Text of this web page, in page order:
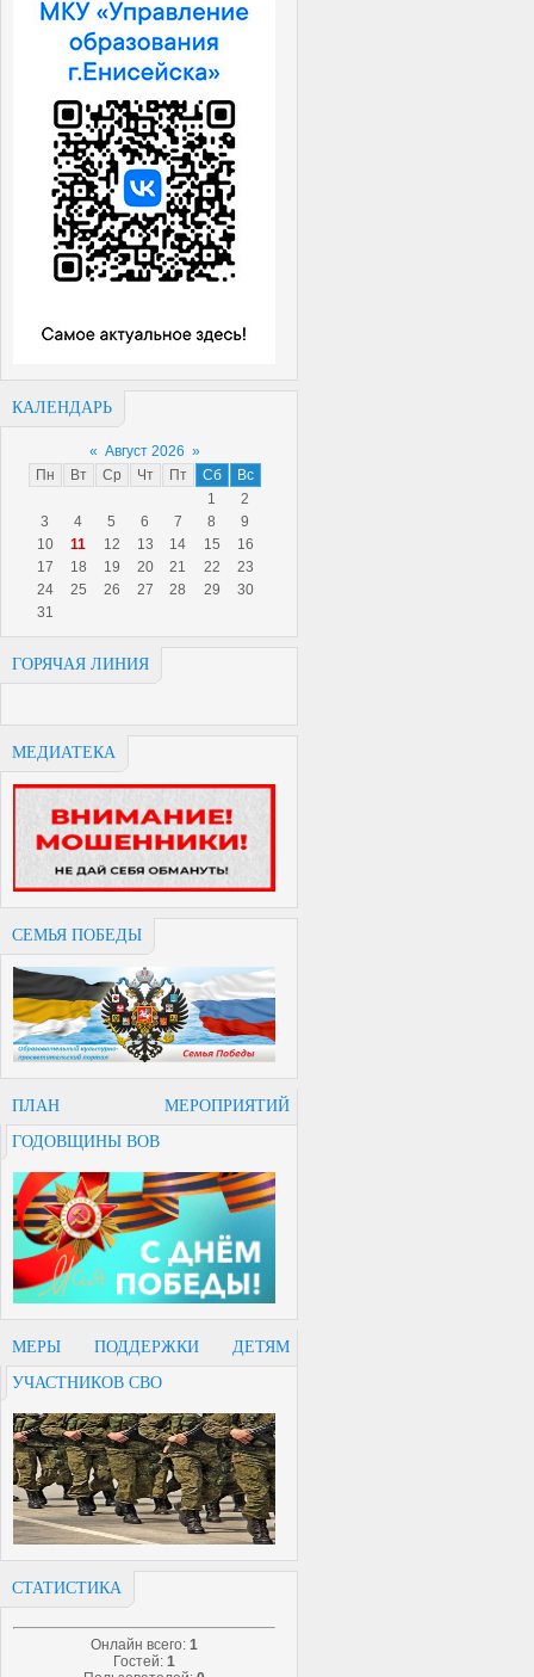
КАЛЕНДАРЬ
« Август 2026 »
Пн
Вт Ср Чт Пт Сб
Вс
1
2
3
4 5 6 7 8
9
10
11 12 13 14 15
16
17
18 19 20 21 22
23
24
25 26 27 28 29
30
31
ГОРЯЧАЯ ЛИНИЯ
МЕДИАТЕКА
СЕМЬЯ ПОБЕДЫ
ПЛАН МЕРОПРИЯТИЙ
ГОДОВЩИНЫ ВОВ
МЕРЫ ПОДДЕРЖКИ ДЕТЯМ
УЧАСТНИКОВ СВО
СТАТИСТИКА
Онлайн всего: 1
Гостей: 1